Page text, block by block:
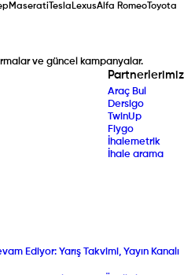
Maserati Tesla LexusAlfa Romeo Toyota
ve güncel kampanyalar.
Partnerlerimiz
Araç Bul
Dersigo
TwinUp
Fiygo
İhalemetrik
İhale arama
Ediyor: Yarış Takvimi, Yayın Kanalı